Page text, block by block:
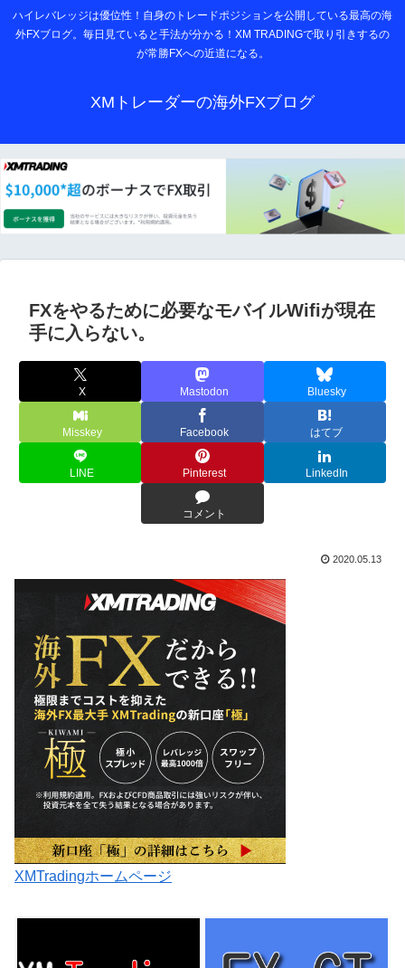
ハイレバレッジは優位性！自身のトレードポジションを公開している最高の海
外FXブログ。毎日見ていると手法が分かる！XM TRADINGで取り引きするの
が常勝FXへの近道になる。
XMトレーダーの海外FXブログ
FXをやるために必要なモバイルWifiが現在
手に入らない。
X Mastodon Bluesky
Misskey Facebook はてブ
LINE Pinterest LinkedIn
コメント
2020.05.13
XMTradingホームページ